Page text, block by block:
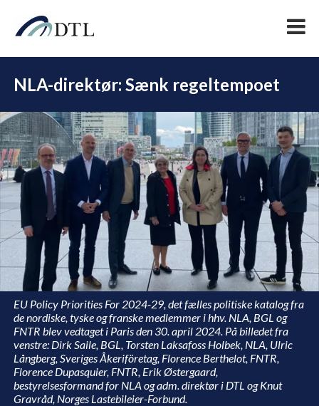
DEL
NLA-direktør: Sænk regeltempoet
EU Policy Priorities For 2024-29, det fælles politiske katalog fra
de nordiske, tyske og franske medlemmer i hhv. NLA, BGL og
FNTR blev vedtaget i Paris den 30. april 2024. På billedet fra
venstre: Dirk Saile, BGL, Torsten Laksafoss Holbek, NLA, Ulric
Långberg, Sveriges Åkeriföretag, Florence Berthelot, FNTR,
Florence Dupasquier, FNTR, Erik Østergaard,
bestyrelsesformand for NLA og adm. direktør i DTL og Knut
Gravråd, Norges Lastebileier-Forbund.